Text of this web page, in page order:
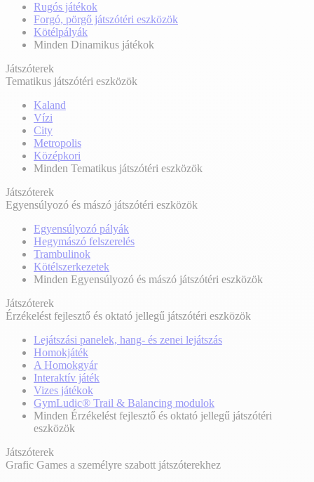
Rugós játékok
Forgó, pörgő játszótéri eszközök
Kötélpályák
Minden Dinamikus játékok
Játszóterek
Tematikus játszótéri eszközök
Kaland
Vízi
City
Metropolis
Középkori
Minden Tematikus játszótéri eszközök
Játszóterek
Egyensúlyozó és mászó játszótéri eszközök
Egyensúlyozó pályák
Hegymászó felszerelés
Trambulinok
Kötélszerkezetek
Minden Egyensúlyozó és mászó játszótéri eszközök
Játszóterek
Érzékelést fejlesztő és oktató jellegű játszótéri eszközök
Lejátszási panelek, hang- és zenei lejátszás
Homokjáték
A Homokgyár
Interaktív játék
Vizes játékok
GymLudic® Trail & Balancing modulok
Minden Érzékelést fejlesztő és oktató jellegű játszótéri
eszközök
Játszóterek
Grafic Games a személyre szabott játszóterekhez